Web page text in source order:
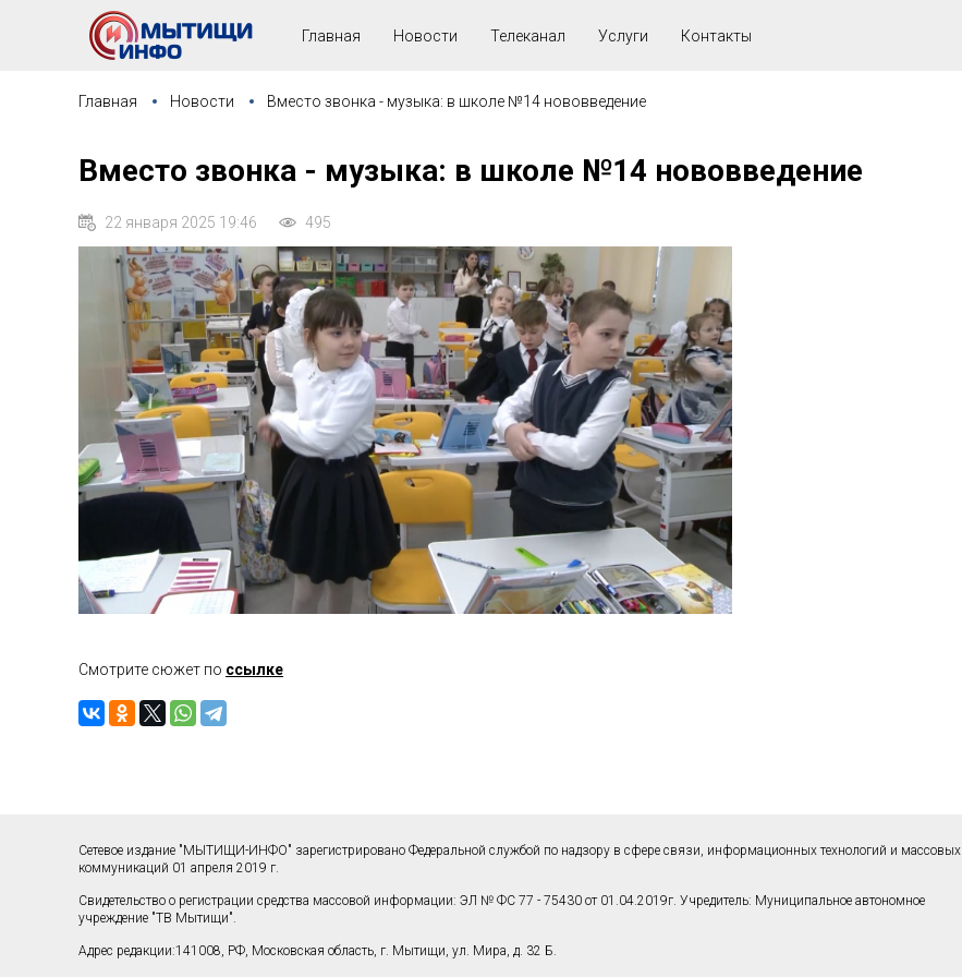
Главная Новости Телеканал Услуги Контакты
Главная Новости Вместо звонка - музыка: в школе №14 нововведение
Вместо звонка - музыка: в школе №14 нововведение
22 января 2025 19:46 495
Смотрите сюжет по ссылке
Сетевое издание "МЫТИЩИ-ИНФО" зарегистрировано Федеральной службой по надзору в сфере связи, информационных технологий и массовых
коммуникаций 01 апреля 2019 г.
Свидетельство о регистрации средства массовой информации: ЭЛ № ФС 77 - 75430 от 01.04.2019г. Учредитель: Муниципальное автономное
учреждение "ТВ Мытищи".
Адрес редакции:141008, РФ, Московская область, г. Мытищи, ул. Мира, д. 32 Б.